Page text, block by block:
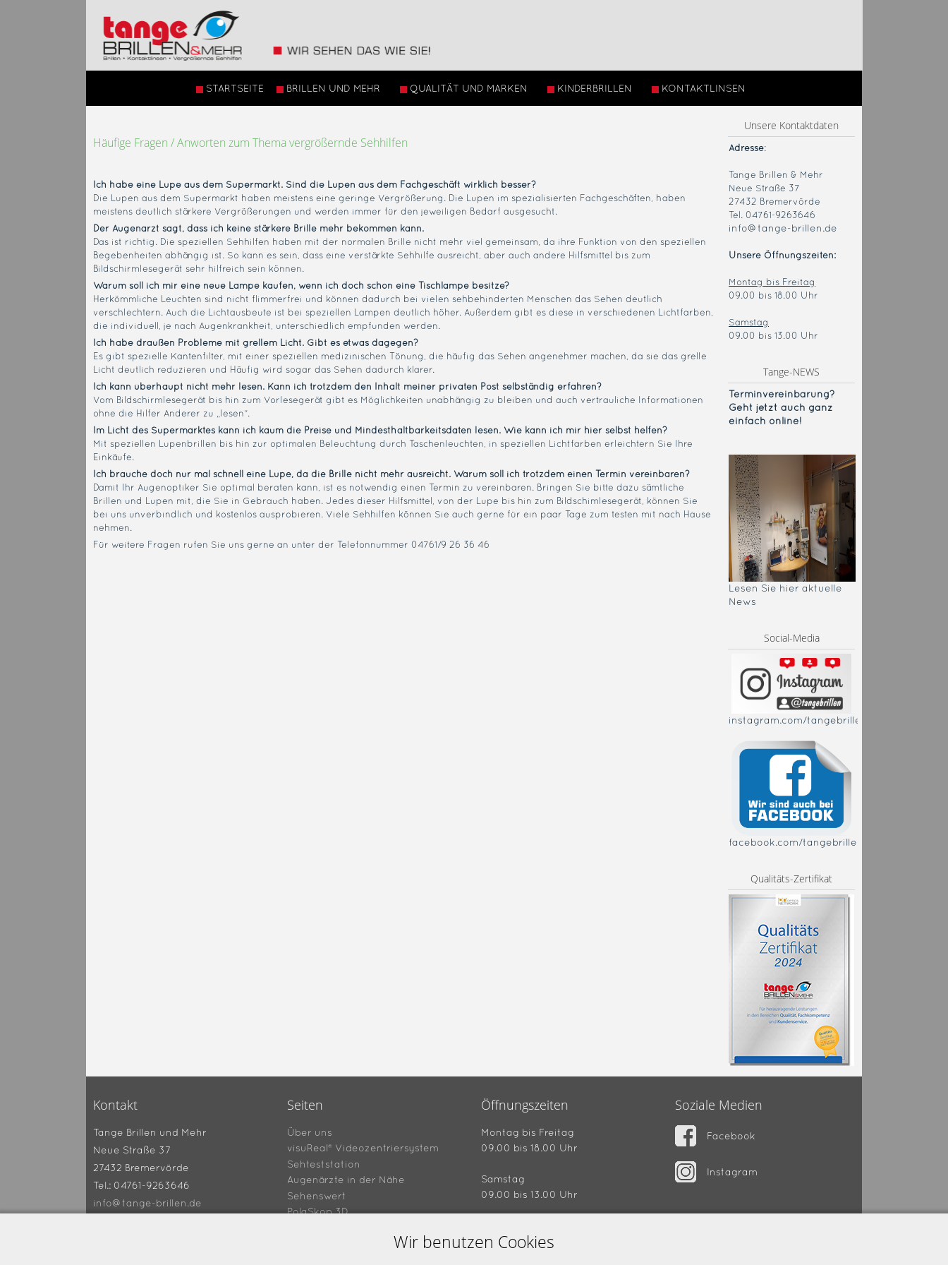
STARTSEITE BRILLEN UND MEHR QUALITÄT UND MARKEN KINDERBRILLEN KONTAKTLINSEN
Häufige Fragen / Anworten zum Thema vergrößernde Sehhilfen
Ich habe eine Lupe aus dem Supermarkt. Sind die Lupen aus dem Fachgeschäft wirklich besser?
Die Lupen aus dem Supermarkt haben meistens eine geringe Vergrößerung. Die Lupen im spezialisierten Fachgeschäften, haben
meistens deutlich stärkere Vergrößerungen und werden immer für den jeweiligen Bedarf ausgesucht.
Der Augenarzt sagt, dass ich keine stärkere Brille mehr bekommen kann.
Das ist richtig. Die speziellen Sehhilfen haben mit der normalen Brille nicht mehr viel gemeinsam, da ihre Funktion von den speziellen
Begebenheiten abhängig ist. So kann es sein, dass eine verstärkte Sehhilfe ausreicht, aber auch andere Hilfsmittel bis zum
Bildschirmlesegerät sehr hilfreich sein können.
Warum soll ich mir eine neue Lampe kaufen, wenn ich doch schon eine Tischlampe besitze?
Herkömmliche Leuchten sind nicht flimmerfrei und können dadurch bei vielen sehbehinderten Menschen das Sehen deutlich
verschlechtern. Auch die Lichtausbeute ist bei speziellen Lampen deutlich höher. Außerdem gibt es diese in verschiedenen Lichtfarben,
die individuell, je nach Augenkrankheit, unterschiedlich empfunden werden.
Ich habe draußen Probleme mit grellem Licht. Gibt es etwas dagegen?
Es gibt spezielle Kantenfilter, mit einer speziellen medizinischen Tönung, die häufig das Sehen angenehmer machen, da sie das grelle
Licht deutlich reduzieren und Häufig wird sogar das Sehen dadurch klarer.
Ich kann überhaupt nicht mehr lesen. Kann ich trotzdem den Inhalt meiner privaten Post selbständig erfahren?
Vom Bildschirmlesegerät bis hin zum Vorlesegerät gibt es Möglichkeiten unabhängig zu bleiben und auch vertrauliche Informationen
ohne die Hilfer Anderer zu „lesen“.
Im Licht des Supermarktes kann ich kaum die Preise und Mindesthaltbarkeitsdaten lesen. Wie kann ich mir hier selbst helfen?
Mit speziellen Lupenbrillen bis hin zur optimalen Beleuchtung durch Taschenleuchten, in speziellen Lichtfarben erleichtern Sie Ihre
Einkäufe.
Ich brauche doch nur mal schnell eine Lupe, da die Brille nicht mehr ausreicht. Warum soll ich trotzdem einen Termin vereinbaren?
Damit Ihr Augenoptiker Sie optimal beraten kann, ist es notwendig einen Termin zu vereinbaren. Bringen Sie bitte dazu sämtliche
Brillen und Lupen mit, die Sie in Gebrauch haben. Jedes dieser Hilfsmittel, von der Lupe bis hin zum Bildschimlesegerät, können Sie
bei uns unverbindlich und kostenlos ausprobieren. Viele Sehhilfen können Sie auch gerne für ein paar Tage zum testen mit nach Hause
nehmen.
Für weitere Fragen rufen Sie uns gerne an unter der Telefonnummer 04761/9 26 36 46
Unsere Kontaktdaten
Adresse:
Tange Brillen & Mehr
Neue Straße 37
27432 Bremervörde
Tel. 04761-9263646
info@tange-brillen.de
Unsere Öffnungszeiten:
Montag bis Freitag
09.00 bis 18.00 Uhr
Samstag
09.00 bis 13.00 Uhr
Tange-NEWS
Terminvereinbarung?
Geht jetzt auch ganz
einfach online!
Lesen Sie hier aktuelle
News
Social-Media
instagram.com/tangebrillen
facebook.com/tangebrillen
Qualitäts-Zertifikat
Kontakt
Tange Brillen und Mehr
Neue Straße 37
27432 Bremervörde
Tel.: 04761-9263646
info@tange-brillen.de
Seiten
Über uns
visuReal® Videozentriersystem
Sehteststation
Augenärzte in der Nähe
Sehenswert
PolaSkop 3D
Öffnungszeiten
Montag bis Freitag
09.00 bis 18.00 Uhr
Samstag
09.00 bis 13.00 Uhr
Soziale Medien
Facebook
Instagram
Wir benutzen Cookies